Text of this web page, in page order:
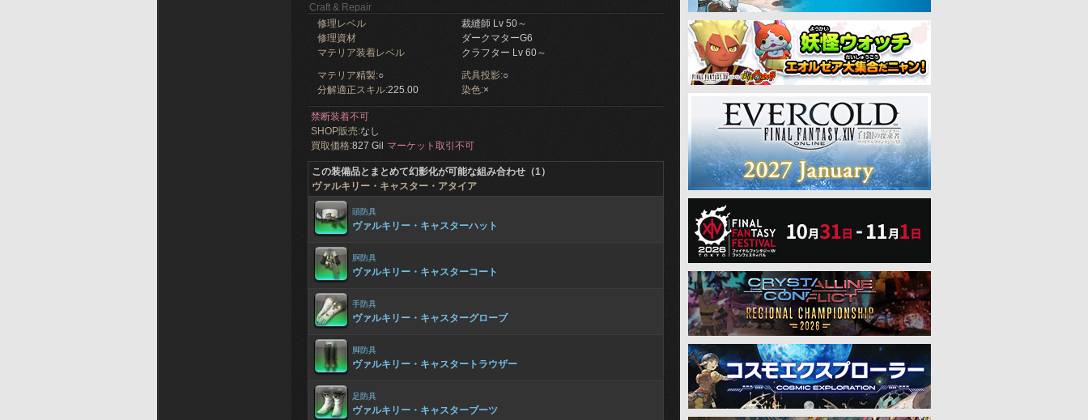
Craft & Repair
修理レベル
裁縫師 Lv 50～
修理資材
ダークマターG6
マテリア装着レベル
クラフター Lv 60～
マテリア精製:○ 武具投影:○
分解適正スキル:225.00 染色:×
禁断装着不可
SHOP販売:なし
買取価格:827 Gil マーケット取引不可
この装備品とまとめて幻影化が可能な組み合わせ（1）
ヴァルキリー・キャスター・アタイア
頭防具
ヴァルキリー・キャスターハット
胴防具
ヴァルキリー・キャスターコート
手防具
ヴァルキリー・キャスターグローブ
脚防具
ヴァルキリー・キャスタートラウザー
足防具
ヴァルキリー・キャスターブーツ